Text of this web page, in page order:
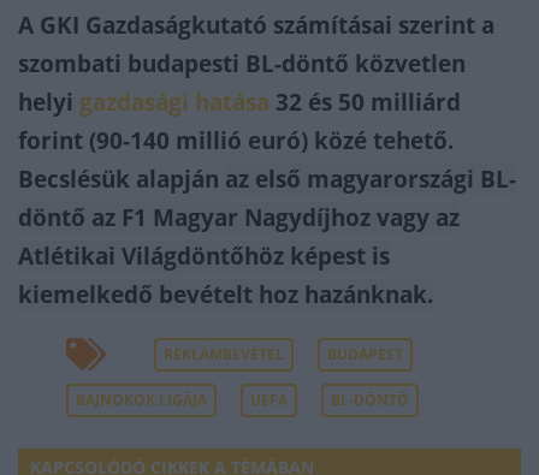
A GKI Gazdaságkutató számításai szerint a
szombati budapesti BL-döntő közvetlen
helyi gazdasági hatása 32 és 50 milliárd
forint (90-140 millió euró) közé tehető.
Becslésük alapján az első magyarországi BL-
döntő az F1 Magyar Nagydíjhoz vagy az
Atlétikai Világdöntőhöz képest is
kiemelkedő bevételt hoz hazánknak.
REKLÁMBEVÉTEL BUDAPEST
BAJNOKOK LIGÁJA UEFA BL-DÖNTŐ
KAPCSOLÓDÓ CIKKEK A TÉMÁBAN